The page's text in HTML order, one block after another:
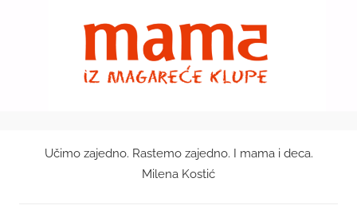
Mama
Učimo zajedno. Rastemo zajedno. I mama i deca.
Milena Kostić